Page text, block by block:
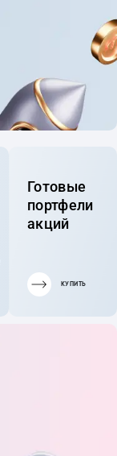
Готовые
портфели
акций
КУПИТЬ